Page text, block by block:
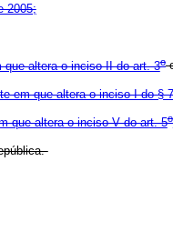
2005;
que altera o inciso II do art. 3o
em que altera o inciso I do § 7
que altera o inciso V do art. 5o